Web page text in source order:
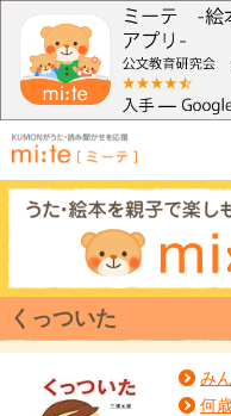
くっついた
み
何